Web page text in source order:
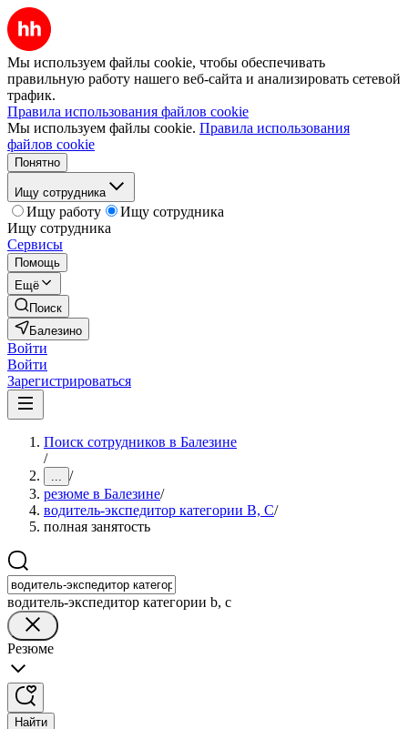
Мы используем файлы cookie, чтобы обеспечивать
правильную работу нашего веб-сайта и анализировать сетевой
трафик.
Правила использования файлов cookie
Мы используем файлы cookie. Правила использования
файлов cookie
Понятно
Ищу сотрудника
Ищу работу
Ищу сотрудника
Ищу сотрудника
Сервисы
Помощь
Ещё
Поиск
Балезино
Войти
Войти
Зарегистрироваться
Поиск сотрудников в Балезине
/
... /
резюме в Балезине/
водитель-экспедитор категории B, C/
полная занятость
водитель-экспедитор категории b, c
Резюме
Найти